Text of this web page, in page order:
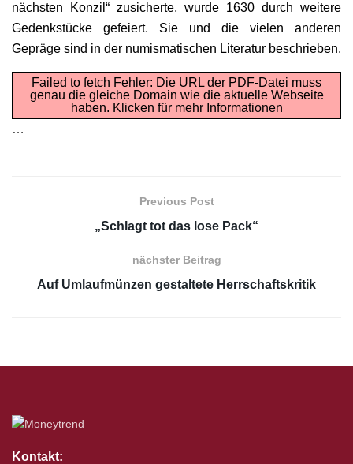
nächsten Konzil“ zusicherte, wurde 1630 durch weitere
Gedenkstücke gefeiert. Sie und die vielen anderen
Gepräge sind in der numismatischen Literatur beschrieben.
Failed to fetch Fehler: Die URL der PDF-Datei muss
genau die gleiche Domain wie die aktuelle Webseite
haben. Klicken für mehr Informationen
…
Previous Post
„Schlagt tot das lose Pack“
nächster Beitrag
Auf Umlaufmünzen gestaltete Herrschaftskritik
Kontakt: